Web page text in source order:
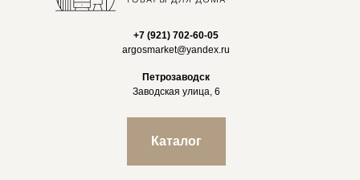
+7 (921) 702-60-05
argosmarket@yandex.ru
Петрозаводск
Заводская улица, 6
Каталог